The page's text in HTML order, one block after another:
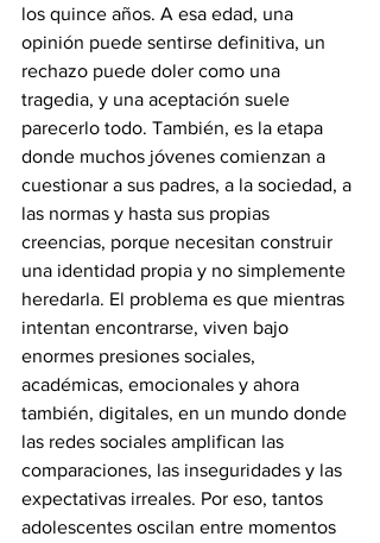
los quince años. A esa edad, una
opinión puede sentirse definitiva, un
rechazo puede doler como una
tragedia, y una aceptación suele
parecerlo todo. También, es la etapa
donde muchos jóvenes comienzan a
cuestionar a sus padres, a la sociedad, a
las normas y hasta sus propias
creencias, porque necesitan construir
una identidad propia y no simplemente
heredarla. El problema es que mientras
intentan encontrarse, viven bajo
enormes presiones sociales,
académicas, emocionales y ahora
también, digitales, en un mundo donde
las redes sociales amplifican las
comparaciones, las inseguridades y las
expectativas irreales. Por eso, tantos
adolescentes oscilan entre momentos